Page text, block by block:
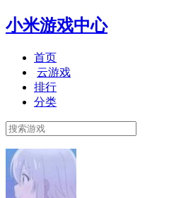
小米游戏中心
首页
云游戏
排行
分类